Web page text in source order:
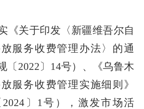
《关于印发〈新疆维吾尔自
服务收费管理办法〉的通
〔 2022〕 14号）、《乌鲁木
服务收费管理实施细则》
2024 〕 1号），激发市场活